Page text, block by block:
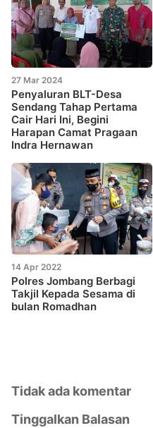
27 Mar 2024
Penyaluran BLT-Desa
Sendang Tahap Pertama
Cair Hari Ini, Begini
Harapan Camat Pragaan
Indra Hernawan
14 Apr 2022
Polres Jombang Berbagi
Takjil Kepada Sesama di
bulan Romadhan
Tidak ada komentar
Tinggalkan Balasan